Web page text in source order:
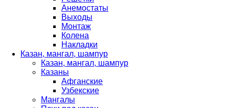
Анемостаты
Выходы
Монтаж
Колена
Накладки
Казан, мангал, шампур
Казан, мангал, шампур
Казаны
Афганские
Узбекские
Мангалы